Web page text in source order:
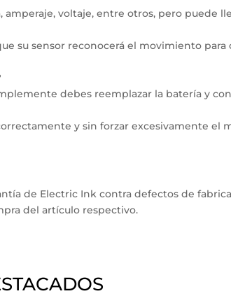
voltaje, entre otros, pero puede
su sensor reconocerá el movimiento para
debes reemplazar la batería y
y sin forzar excesivamente el
de Electric Ink contra defectos de
del artículo respectivo.